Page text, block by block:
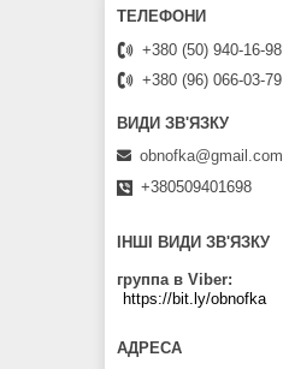
+380 (50) 940-16-98
+380 (96) 066-03-79
obnofka@gmail.com
+380509401698
ІНШІ ВИДИ ЗВ'ЯЗКУ
группа в Viber
https://bit.ly/obnofka